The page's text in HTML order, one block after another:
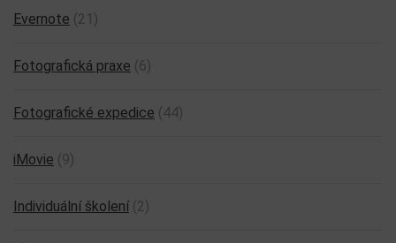
Evernote (21)
Fotografická praxe (6)
Fotografické expedice (44)
iMovie (9)
Individuální školení (2)